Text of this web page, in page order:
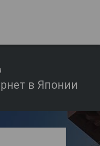
в Японии